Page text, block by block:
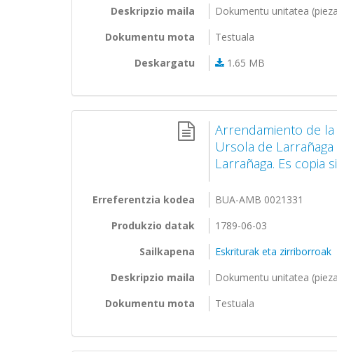
Deskripzio maila
Dokumentu unitatea
Dokumentu mota
Testuala
Deskargatu
1.65 MB
Arrendamiento de
Ursola de Larrañaga
Larrañaga. Es copia
Erreferentzia kodea
BUA-AMB 0021331
Produkzio datak
1789-06-03
Sailkapena
Eskriturak eta zirriborroak
Deskripzio maila
Dokumentu unitatea
Dokumentu mota
Testuala